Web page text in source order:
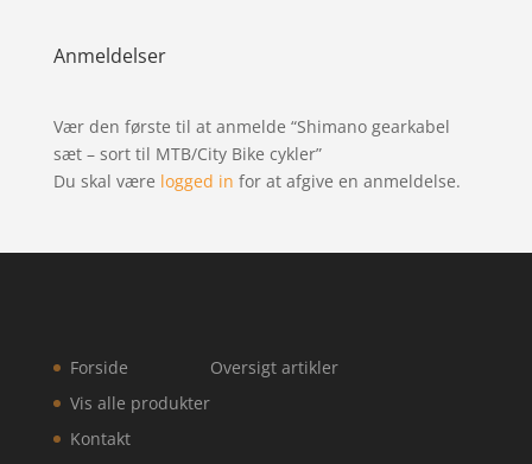
Anmeldelser
Vær den første til at anmelde “Shimano gearkabel
sæt – sort til MTB/City Bike cykler”
Du skal være logged in for at afgive en anmeldelse.
Forside
Vis alle produkter
Kontakt
Oversigt artikler